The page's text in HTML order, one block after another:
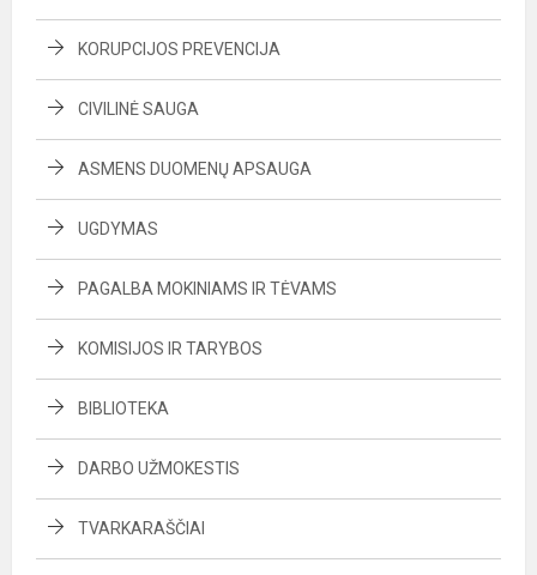
KORUPCIJOS PREVENCIJA
CIVILINĖ SAUGA
ASMENS DUOMENŲ APSAUGA
UGDYMAS
PAGALBA MOKINIAMS IR TĖVAMS
KOMISIJOS IR TARYBOS
BIBLIOTEKA
DARBO UŽMOKESTIS
TVARKARAŠČIAI